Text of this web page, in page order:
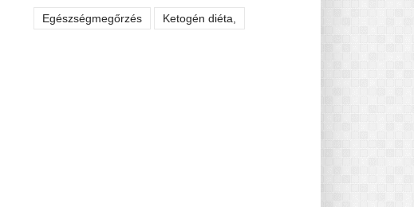
Egészségmegőrzés Ketogén diéta,